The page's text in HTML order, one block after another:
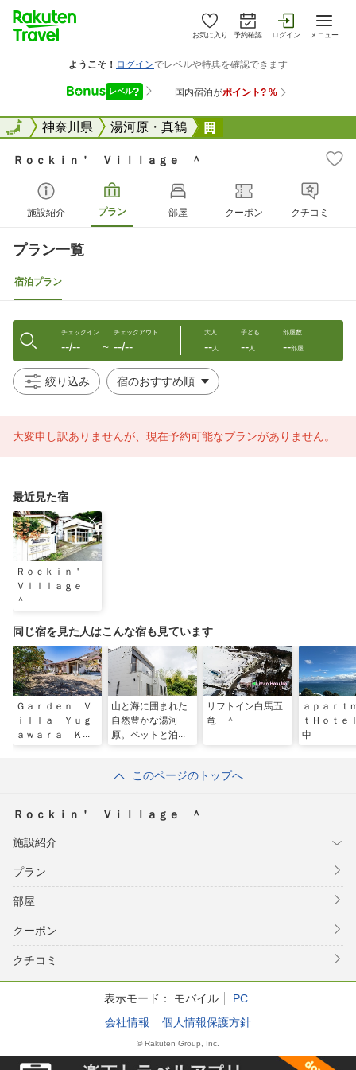
お気に入り 予約確認 ログイン メニュー
全国神奈川県 湯河原・真鶴
全国
Ｒｏｃｋｉｎ＇ Ｖｉｌｌａｇｅ ＾
施設紹介 プラン 部屋 クーポン クチコミ
プラン一覧
宿泊プラン
チェックイン
--/-- 〜
チェックアウト
--/--
大人
--人
子ども
--人
部屋数
--部屋
絞り込み
大変申し訳ありませんが、現在予約可能なプランがありません。
最近見た宿
Ｒｏｃｋｉｎ＇
Ｖｉｌｌａｇｅ
＾
同じ宿を見た人はこんな宿も見ています
Ｇａｒｄｅｎ Ｖ
ｉｌｌａ Ｙｕｇ
ａｗａｒａ Ｋａ
山と海に囲まれた
自然豊かな湯河
原。ペットと泊ま
リフトイン白馬五
竜 ＾
ａｐａｒｔ
ｔＨｏｔｅ
中
このページのトップへ
Ｒｏｃｋｉｎ＇ Ｖｉｌｌａｇｅ ＾
施設紹介
プラン
部屋
クーポン
クチコミ
表示モード： モバイル
PC
会社情報
個人情報保護方針
© Rakuten Group, Inc.